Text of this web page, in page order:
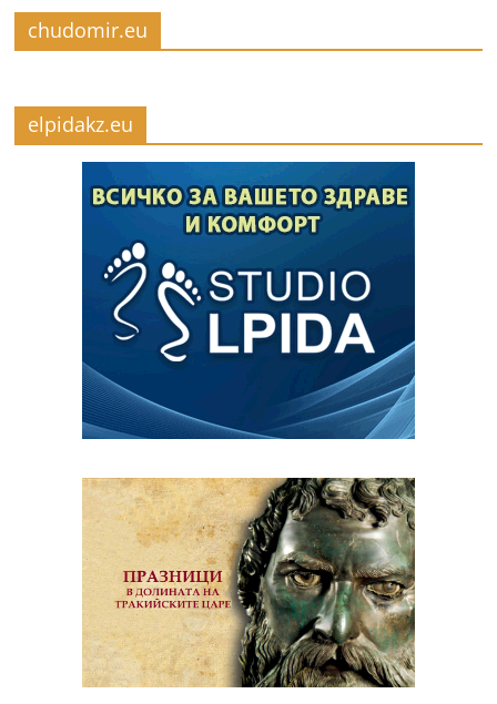
chudomir.eu
elpidakz.eu